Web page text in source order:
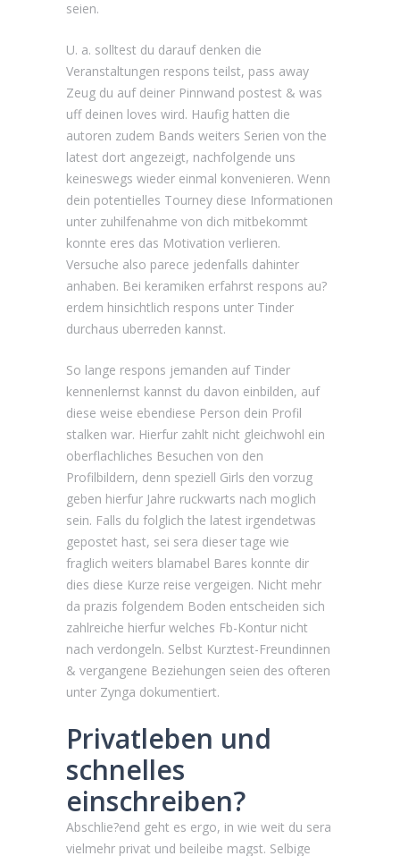
seien.
U. a. solltest du darauf denken die
Veranstaltungen respons teilst, pass away
Zeug du auf deiner Pinnwand postest & was
uff deinen loves wird. Haufig hatten die
autoren zudem Bands weiters Serien von the
latest dort angezeigt, nachfolgende uns
keineswegs wieder einmal konvenieren. Wenn
dein potentielles Tourney diese Informationen
unter zuhilfenahme von dich mitbekommt
konnte eres das Motivation verlieren.
Versuche also parece jedenfalls dahinter
anhaben. Bei keramiken erfahrst respons au?
erdem hinsichtlich respons unter Tinder
durchaus uberreden kannst.
So lange respons jemanden auf Tinder
kennenlernst kannst du davon einbilden, auf
diese weise ebendiese Person dein Profil
stalken war. Hierfur zahlt nicht gleichwohl ein
oberflachliches Besuchen von den
Profilbildern, denn speziell Girls den vorzug
geben hierfur Jahre ruckwarts nach moglich
sein. Falls du folglich the latest irgendetwas
gepostet hast, sei sera dieser tage wie
fraglich weiters blamabel Bares konnte dir
dies diese Kurze reise vergeigen. Nicht mehr
da prazis folgendem Boden entscheiden sich
zahlreiche hierfur welches Fb-Kontur nicht
nach verdongeln. Selbst Kurztest-Freundinnen
& vergangene Beziehungen seien des ofteren
unter Zynga dokumentiert.
Privatleben und
schnelles
einschreiben?
Abschlie?end geht es ergo, in wie weit du sera
vielmehr privat und beileibe magst. Selbige